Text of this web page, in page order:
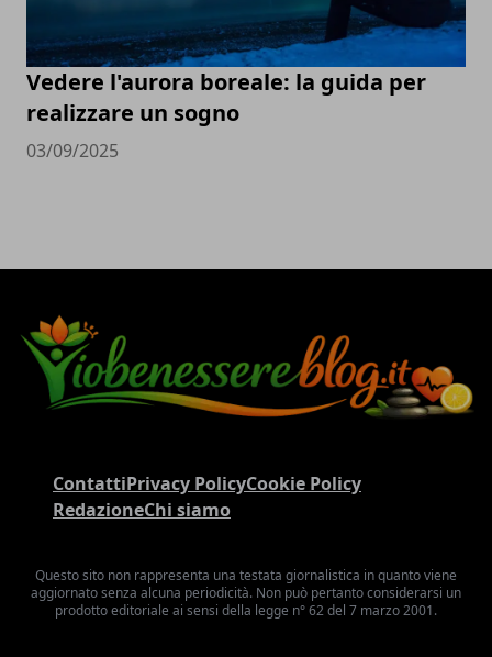
Vedere l'aurora boreale: la guida per
realizzare un sogno
03/09/2025
ContattiPrivacy PolicyCookie Policy
RedazioneChi siamo
Questo sito non rappresenta una testata giornalistica in quanto viene
aggiornato senza alcuna periodicità. Non può pertanto considerarsi un
prodotto editoriale ai sensi della legge n° 62 del 7 marzo 2001.